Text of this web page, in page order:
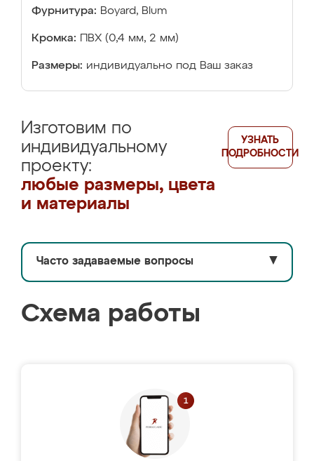
Фурнитура: Boyard, Blum
Кромка: ПВХ (0,4 мм, 2 мм)
Размеры: индивидуально под Ваш заказ
Изготовим по
индивидуальному
проекту:
любые размеры, цвета
и материалы
УЗНАТЬ
ПОДРОБНОСТИ
Часто задаваемые вопросы ▼
Схема работы